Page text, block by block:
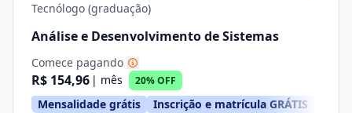
Tecnólogo (graduação)
Análise e Desenvolvimento de Sistemas
Comece pagando
R$ 154,96 | mês 20% OFF
Mensalidade grátis Inscrição e matrícula GRÁTIS